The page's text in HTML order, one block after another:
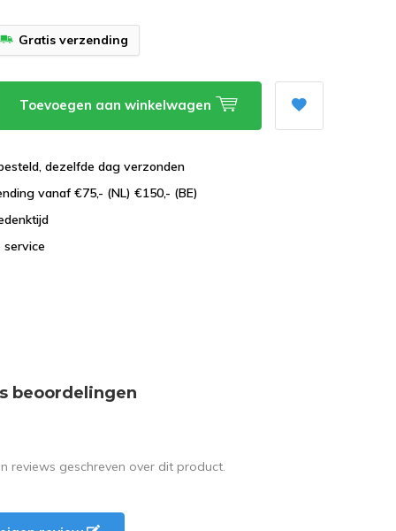
Gratis verzending
Toevoegen aan winkelwagen
dezelfde dag verzonden
vanaf €75,- (NL) €150,- (BE)
service
beoordelingen
reviews geschreven over dit product.